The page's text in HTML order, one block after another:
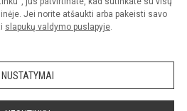
Jei norite atšaukti arba pakeisti savo
slapukų valdymo puslapyje.
NUSTATYMAI
Slapukų valdymas